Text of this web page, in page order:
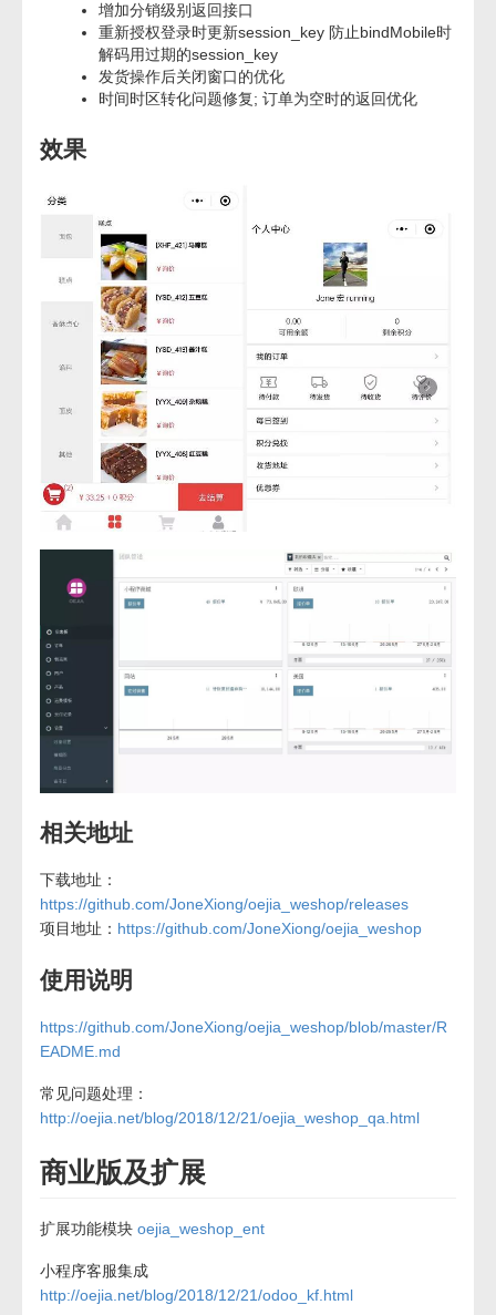
增加分销级别返回接口
重新授权登录时更新session_key 防止bindMobile时
解码用过期的session_key
发货操作后关闭窗口的优化
时间时区转化问题修复; 订单为空时的返回优化
效果
相关地址
下载地址：
https://github.com/JoneXiong/oejia_weshop/releases
项目地址： https://github.com/JoneXiong/oejia_weshop
使用说明
https://github.com/JoneXiong/oejia_weshop/blob/master/R
EADME.md
常见问题处理：
http://oejia.net/blog/2018/12/21/oejia_weshop_qa.html
商业版及扩展
扩展功能模块 oejia_weshop_ent
小程序客服集成
http://oejia.net/blog/2018/12/21/odoo_kf.html